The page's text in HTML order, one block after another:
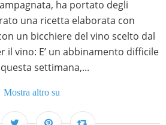
ha portato degli
una ricetta elaborata con
un bicchiere del vino scelto dal
il vino: E’ un abbinamento difficile
settimana,...
Mostra altro su